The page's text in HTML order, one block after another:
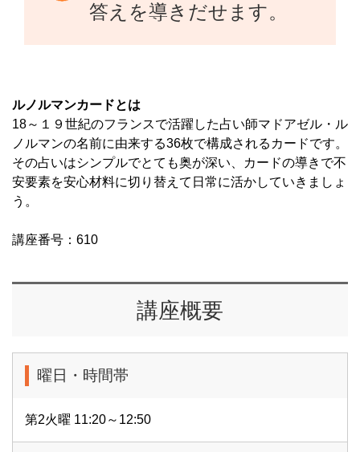
答えを導きだせます。
ルノルマンカードとは
18～１９世紀のフランスで活躍した占い師マドアゼル・ル
ノルマンの名前に由来する36枚で構成されるカードです。
その占いはシンプルでとても奥が深い、カードの導きで不
安要素を安心材料に切り替えて日常に活かしていきましょ
う。
講座番号：610
講座概要
曜日・時間帯
第2火曜 11:20～12:50